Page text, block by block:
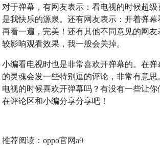
对于弹幕，有网友表示：看电视的时候超
是我快乐的源泉。还有网友表示：开着弹
再看一遍，完美！还有其他不同意见的网
较影响观看效果，我一般会关掉。
小编看电视时也是非常喜欢开弹幕的。在
的灵魂会发一些特别逗的评论，非常有意
电视的时候喜欢开弹幕吗？有没有一些让你
在评论区和小编分享分享吧！
推荐阅读：oppo官网a9